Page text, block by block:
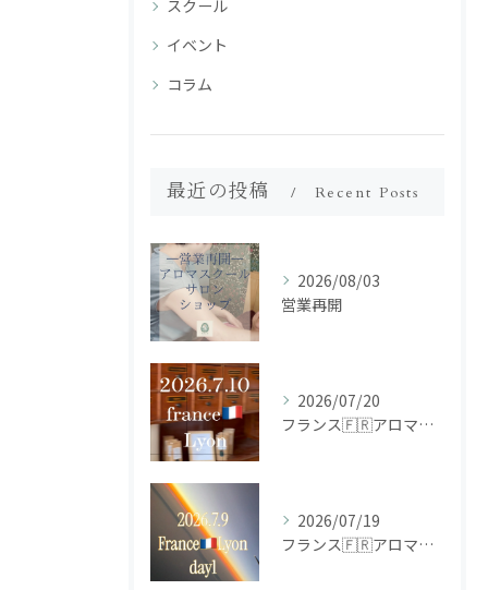
スクール
イベント
コラム
最近の投稿 Recent Posts
2026/08/03
営業再開
2026/07/20
フランス🇫🇷アロマ研修ツアー𝗱𝗮𝘆𝟮
2026/07/19
フランス🇫🇷アロマ研修ツアー𝗱𝗮𝘆𝟭